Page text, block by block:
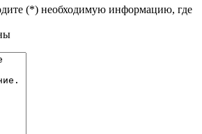
(*) необходимую информацию, где